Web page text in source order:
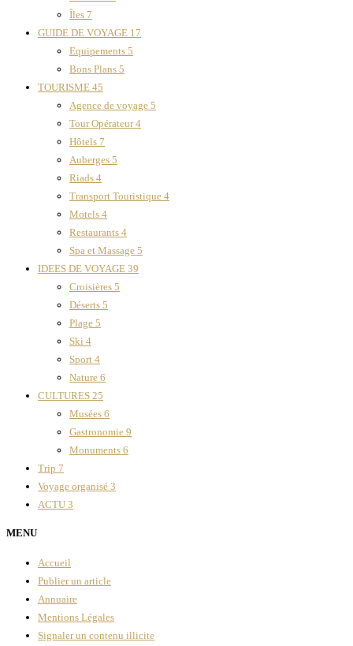
Îles 7
GUIDE DE VOYAGE 17
Equipements 5
Bons Plans 5
TOURISME 45
Agence de voyage 5
Tour Opérateur4
Hôtels 7
Auberges 5
Riads 4
Transport Touristique 4
Motels 4
Restaurants 4
Spa et Massage 5
IDEES DE VOYAGE 39
Croisières 5
Déserts 5
Plage 5
Ski 4
Sport 4
Nature 6
CULTURES 25
Musées 6
Gastronomie 9
Monuments 6
Trip 7
Voyage organisé 3
ACTU 3
MENU
Accueil
Publier un article
Annuaire
Mentions Légales
Signaler un contenu illicite